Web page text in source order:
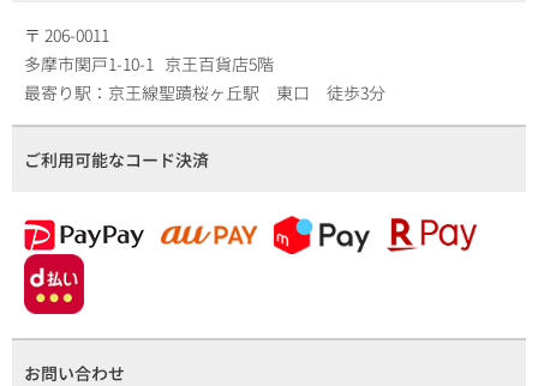
〒 206-0011
多摩市関戸1-10-1 京王百貨店5階
最寄り駅： 京王線聖蹟桜ヶ丘駅 東口 徒歩3分
ご利用可能なコード決済
お問い合わせ